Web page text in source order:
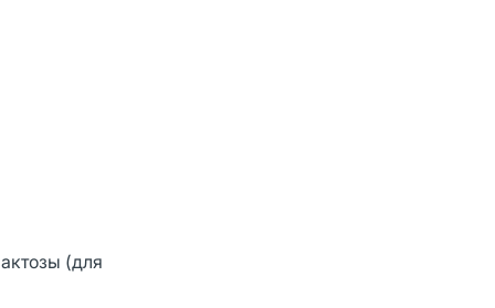
(для